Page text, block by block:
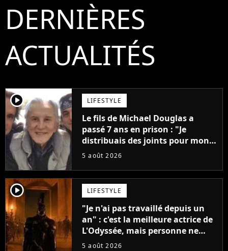
DERNIÈRES
ACTUALITÉS
player2 LIFESTYLE
Le fils de Michael Douglas a
passé 7 ans en prison : "Je
distribuais des joints pour mon
père"
5 août 2026
player2 LIFESTYLE
"Je n'ai pas travaillé depuis un
an" : c'est la meilleure actrice de
L'Odyssée, mais personne ne
veut lui donner de rôle au
5 août 2026